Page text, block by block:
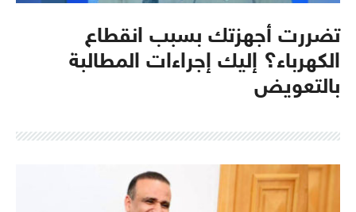
تضررت أجهزتك بسبب انقطاع
الكهرباء؟ إليك إجراءات المطالبة
بالتعويض